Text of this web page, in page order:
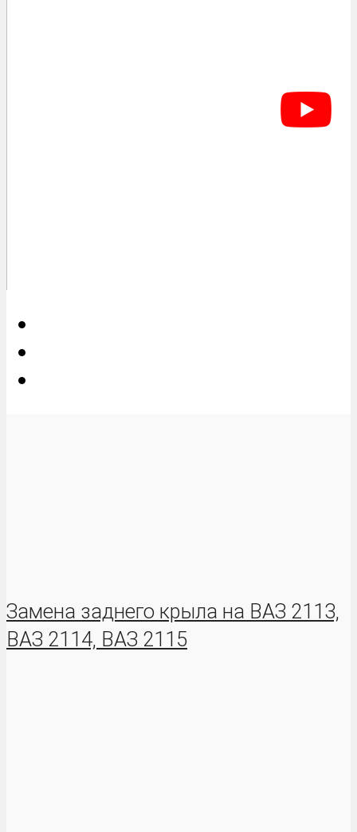
Замена заднего крыла на ВАЗ 2113,
ВАЗ 2114, ВАЗ 2115